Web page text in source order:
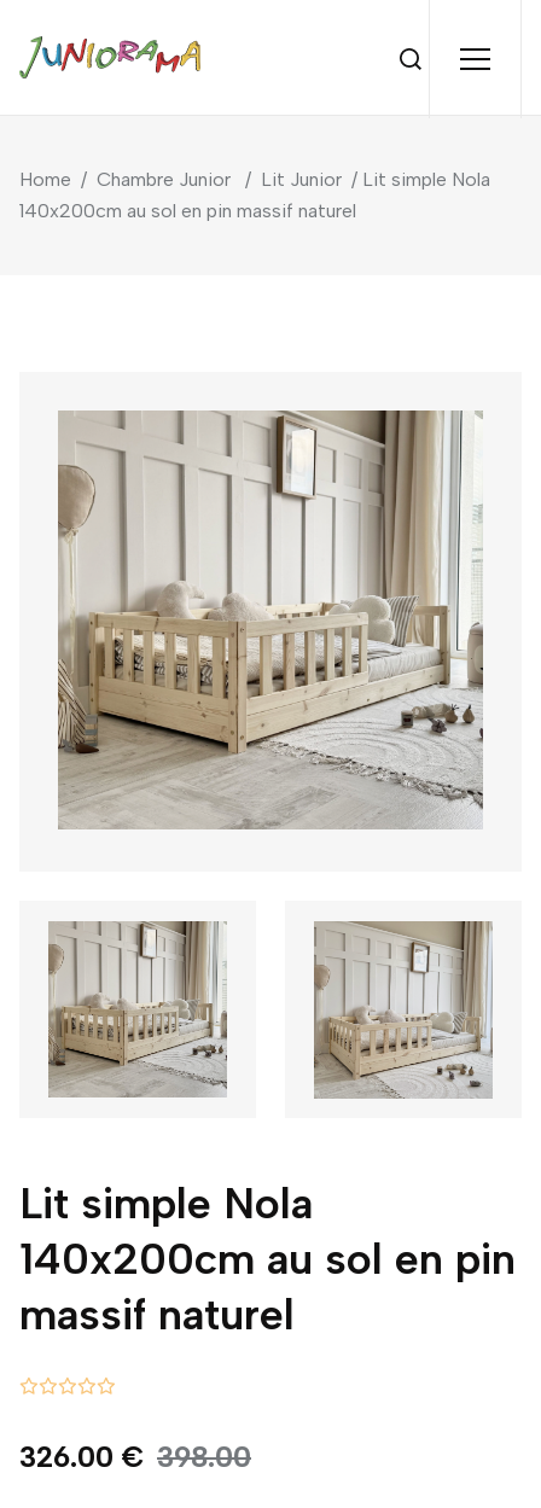
Home / Chambre Junior / Lit Junior / Lit simple Nola
140x200cm au sol en pin massif naturel
Lit simple Nola
140x200cm au sol en pin
massif naturel
326.00 € 398.00